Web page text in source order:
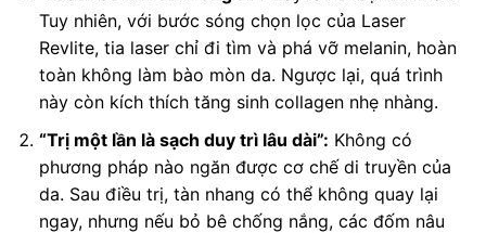
Tuy nhiên, với bước sóng chọn lọc của Laser
Revlite, tia laser chỉ đi tìm và phá vỡ melanin, hoàn
toàn không làm bào mòn da. Ngược lại, quá trình
này còn kích thích tăng sinh collagen nhẹ nhàng.
“Trị một lần là sạch duy trì lâu dài”: Không có
phương pháp nào ngăn được cơ chế di truyền của
da. Sau điều trị, tàn nhang có thể không quay lại
ngay, nhưng nếu bỏ bê chống nắng, các đốm nâu